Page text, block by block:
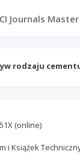
Journals
rodzaju
(online)
i Książek